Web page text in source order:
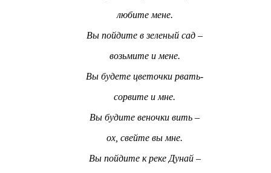
любите мене.
Вы пойдите в зеленый сад –
возьмите и мене.
Вы будете цветочки рвать-
сорвите и мне.
Вы будите веночки вить –
ох, свейте вы мне.
Вы пойдите к реке Дунай –